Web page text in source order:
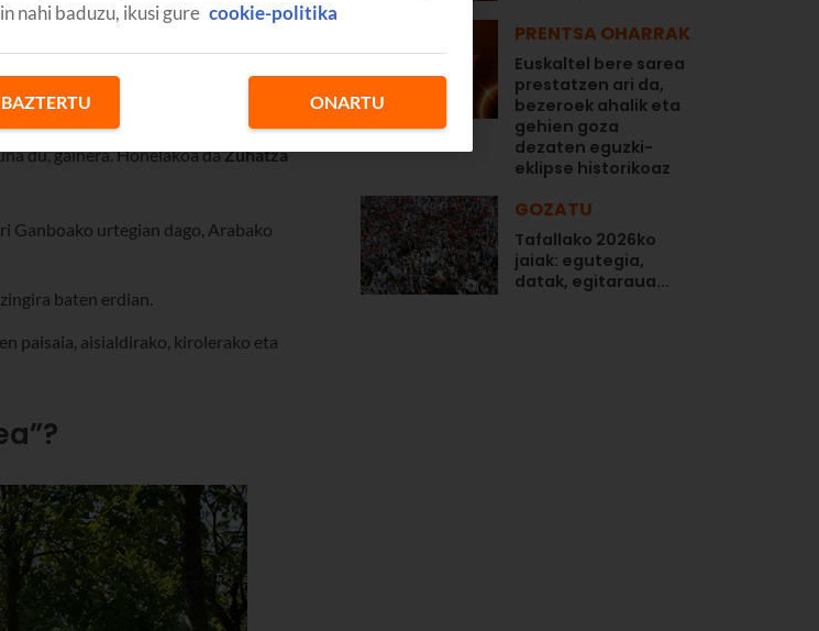
da, naturaz gozatzeko edo kirola
du, gainera. Honelakoa daZuhatza
Ganboako urtegian dago, Arabako
baten erdian.
paisaia, aisialdirako, kirolerako eta
PRENTSA OHARRAK
Euskaltel bere sarea
prestatzen ari da,
bezeroek ahalik eta
gehien goza
dezaten eguzki-
eklipse historikoaz
GOZATU
Tafallako 2026ko
jaiak: egutegia,
datak, egitaraua...
nahi baduzu, ikusi gure cookie-politika
BAZTERTU ONARTU